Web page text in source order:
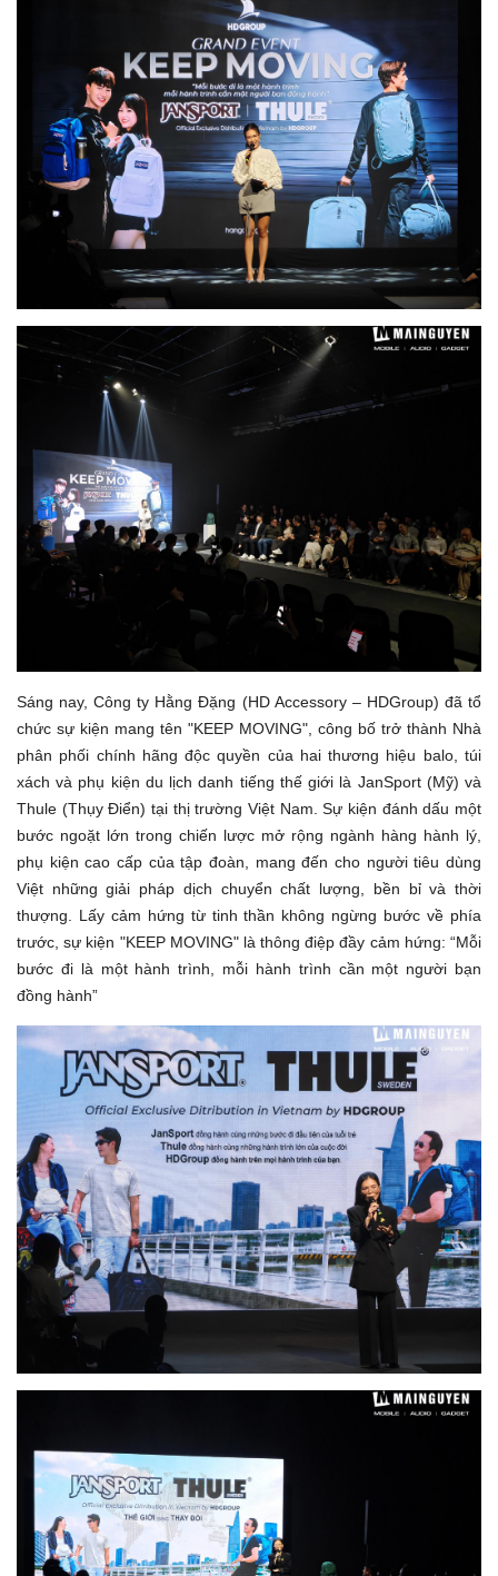
Sáng nay, Công ty Hằng Đặng (HD Accessory – HDGroup) đã tổ
chức sự kiện mang tên "KEEP MOVING", công bố trở thành Nhà
phân phối chính hãng độc quyền của hai thương hiệu balo, túi
xách và phụ kiện du lịch danh tiếng thế giới là JanSport (Mỹ) và
Thule (Thụy Điển) tại thị trường Việt Nam. Sự kiện đánh dấu một
bước ngoặt lớn trong chiến lược mở rộng ngành hàng hành lý,
phụ kiện cao cấp của tập đoàn, mang đến cho người tiêu dùng
Việt những giải pháp dịch chuyển chất lượng, bền bỉ và thời
thượng. Lấy cảm hứng từ tinh thần không ngừng bước về phía
trước, sự kiện "KEEP MOVING" là thông điệp đầy cảm hứng: “Mỗi
bước đi là một hành trình, mỗi hành trình cần một người bạn
đồng hành”